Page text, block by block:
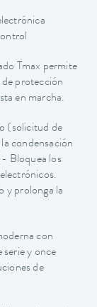
Tmax permite
de protección
en marcha.
(solicitud de
condensación
- Bloquea los
y prolonga la
con
y once
de